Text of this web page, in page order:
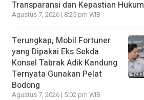
Transparansi dan Kepastian Hukum
Agustus 7, 2026 | 8:25 pm WIB
Terungkap, Mobil Fortuner
yang Dipakai Eks Sekda
Konsel Tabrak Adik Kandung
Ternyata Gunakan Pelat
Bodong
Agustus 7, 2026 | 5:02 pm WIB